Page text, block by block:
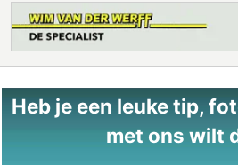
Heb je een leuke tip,
met ons wilt